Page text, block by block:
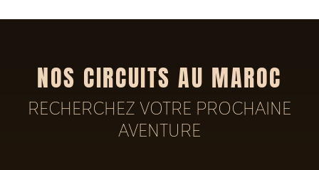
NOS CIRCUITS AU MAROC
RECHERCHEZ VOTRE PROCHAINE
AVENTURE